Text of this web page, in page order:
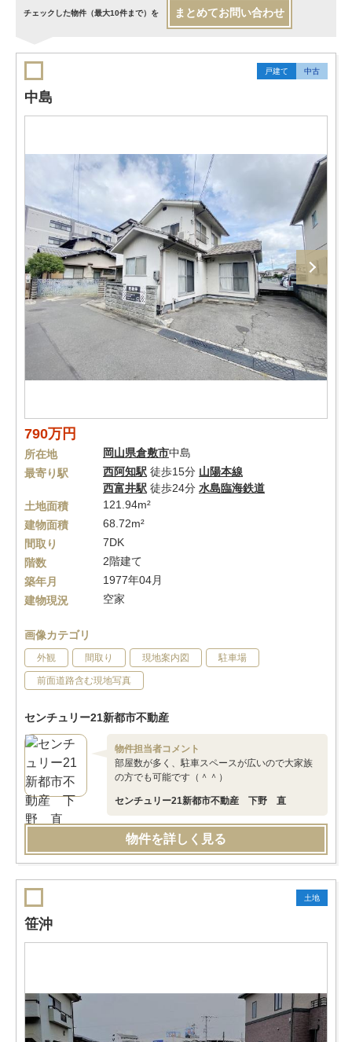
チェックした物件（最大10件まで）を まとめてお問い合わせ
戸建て 中古
中島
790万円
所在地 岡山県倉敷市中島
最寄り駅
西阿知駅 徒歩15分 山陽本線
西富井駅 徒歩24分 水島臨海鉄道
土地面積
121.94m²
建物面積
68.72m²
間取り
7DK
階数
2階建て
築年月
1977年04月
建物現況
空家
画像カテゴリ
外観 間取り 現地案内図 駐車場
前面道路含む現地写真
センチュリー21新都市不動産
物件担当者コメント
部屋数が多く、駐車スペースが広いので大家族
の方でも可能です（＾＾）
センチュリー21新都市不動産 下野 直
物件を詳しく見る
土地
笹沖